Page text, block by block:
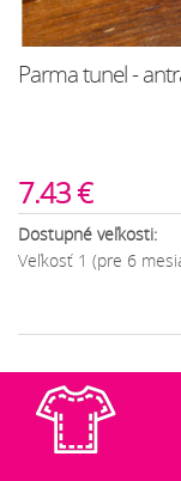
Parma tunel -
7.43 €
Dostupné veľkosti:
Veľkosť 1 (pre 6